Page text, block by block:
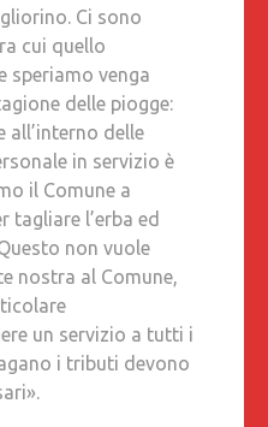
Ci sono
cui quello
speriamo venga
delle piogge:
all’interno delle
in servizio è
il Comune a
tagliare l’erba ed
non vuole
nostra al Comune,
un servizio a tutti i
i tributi devono